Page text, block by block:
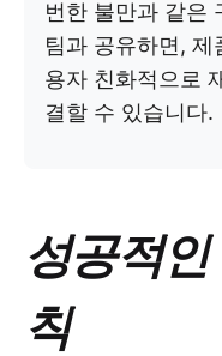
번한 불만과 같은
팀과 공유하면,
용자 친화적으로
결할 수 있습니다.
성공적인
칙